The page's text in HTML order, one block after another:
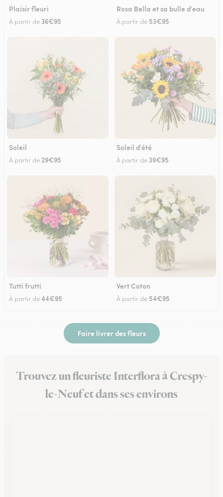
Plaisir fleuri
À partir de 36€95
Rosa Bella et sa bulle d'eau
À partir de 53€95
Soleil
À partir de 29€95
Soleil d'été
À partir de 39€95
Tutti frutti
À partir de44€95
Vert Coton
À partir de 54€95
Faire livrer des fleurs
Trouvez un fleuriste Interflora à Crespy-
le-Neuf et dans ses environs